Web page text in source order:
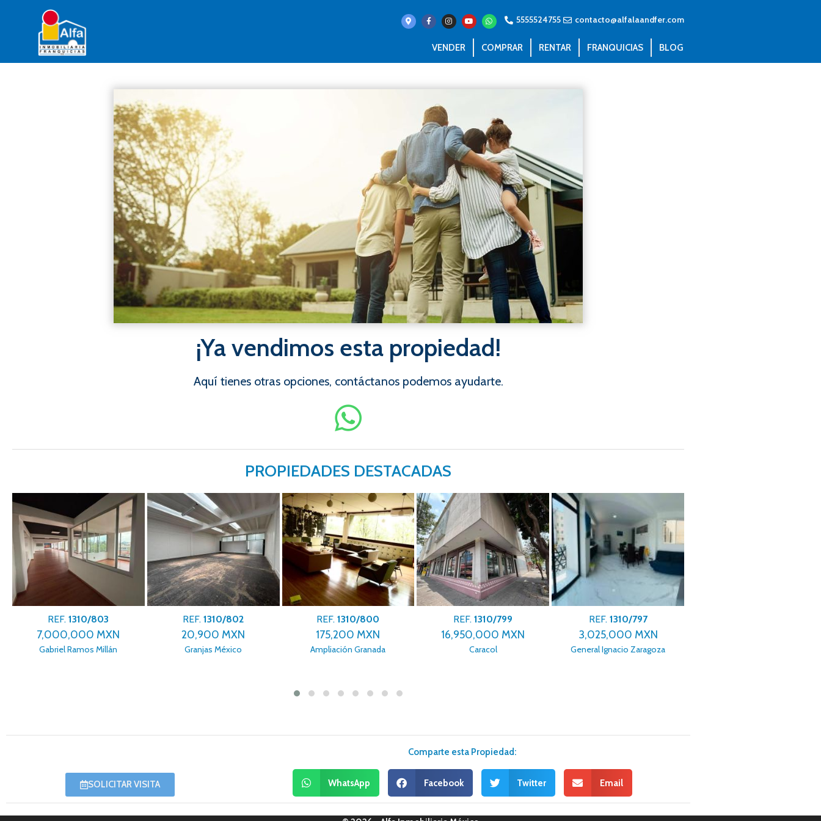
5555524755 contacto@alfalaandfer.com
VENDER COMPRAR RENTAR FRANQUICIAS BLOG
¡Ya vendimos esta propiedad!
Aquí tienes otras opciones, contáctanos podemos ayudarte.
PROPIEDADES DESTACADAS
REF.1310/803
7,000,000 MXN
Gabriel Ramos Millán
REF.1310/802
20,900 MXN
Granjas México
REF.1310/800
175,200 MXN
Ampliación Granada
REF.1310/799
16,950,000 MXN
Caracol
REF. 1310/797
3,025,000 MXN
General Ignacio Zaragoza
SOLICITAR VISITA
Comparte esta Propiedad:
WhatsApp Facebook Twitter Email